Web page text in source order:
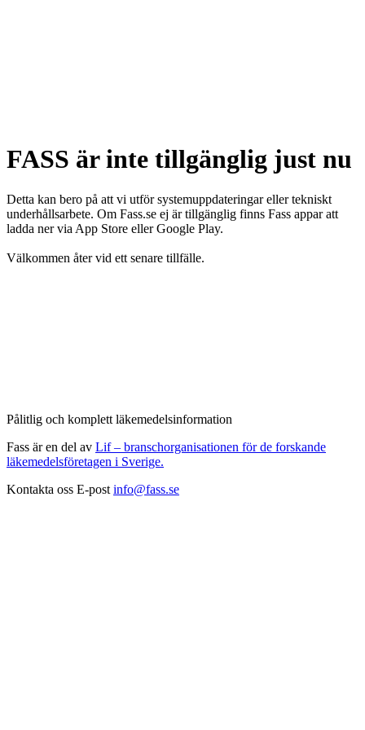
FASS är inte tillgänglig just nu
Detta kan bero på att vi utför systemuppdateringar eller tekniskt
underhållsarbete. Om Fass.se ej är tillgänglig finns Fass appar att
ladda ner via App Store eller Google Play.
Välkommen åter vid ett senare tillfälle.
Pålitlig och komplett läkemedelsinformation
Fass är en del av Lif – branschorganisationen för de forskande
läkemedelsföretagen i Sverige.
Kontakta oss E-post info@fass.se